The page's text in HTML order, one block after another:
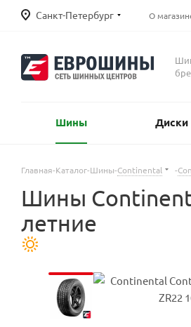
Санкт-Петербург О
Шины Диски
Главная-Каталог-Шины-Continental -
Шины
летние